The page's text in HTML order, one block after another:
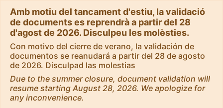
Amb motiu del tancament d'estiu, la validació
de documents es reprendrà a partir del 28
d'agost de 2026. Disculpeu les molèsties.
Con motivo del cierre de verano, la validación de
documentos se reanudará a partir del 28 de agosto
de 2026. Disculpad las molestias
Due to the summer closure, document validation will
resume starting August 28, 2026. We apologize for
any inconvenience.